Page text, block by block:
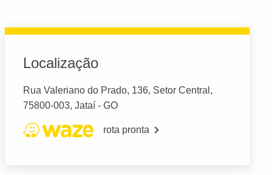
Localização
Rua Valeriano do Prado, 136, Setor Central,
75800-003, Jataí - GO
rota pronta